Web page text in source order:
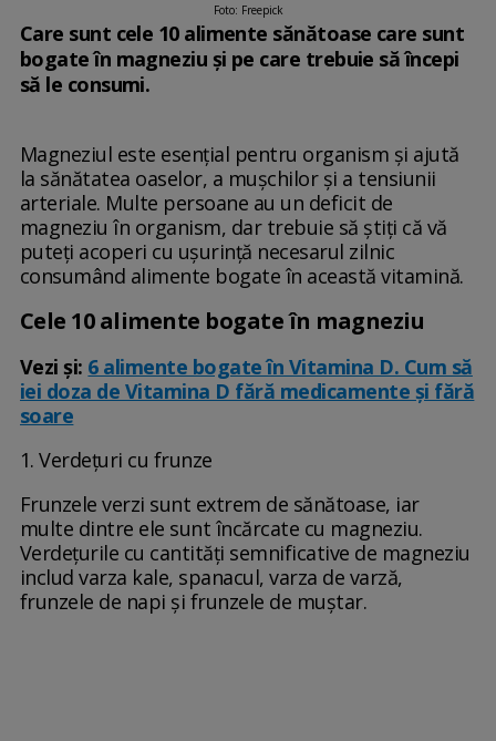
Foto: Freepick
Care sunt cele 10 alimente sănătoase care sunt
bogate în magneziu și pe care trebuie să începi
să le consumi.
Magneziul este esențial pentru organism și ajută
la sănătatea oaselor, a mușchilor și a tensiunii
arteriale. Multe persoane au un deficit de
magneziu în organism, dar trebuie să știți că vă
puteți acoperi cu ușurință necesarul zilnic
consumând alimente bogate în această vitamină.
Cele 10 alimente bogate în magneziu
Vezi și: 6 alimente bogate în Vitamina D. Cum să
iei doza de Vitamina D fără medicamente și fără
soare
1. Verdețuri cu frunze
Frunzele verzi sunt extrem de sănătoase, iar
multe dintre ele sunt încărcate cu magneziu.
Verdețurile cu cantități semnificative de magneziu
includ varza kale, spanacul, varza de varză,
frunzele de napi și frunzele de muștar.